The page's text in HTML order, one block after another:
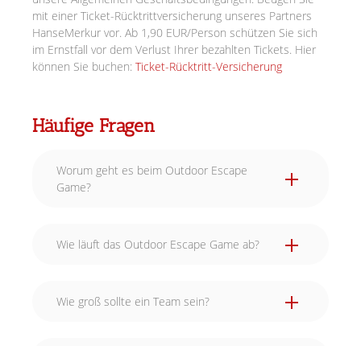
mit einer Ticket-Rücktrittversicherung unseres Partners
HanseMerkur vor. Ab 1,90 EUR/Person schützen Sie sich
im Ernstfall vor dem Verlust Ihrer bezahlten Tickets. Hier
können Sie buchen: Ticket-Rücktritt-Versicherung
Häufige Fragen
Worum geht es beim Outdoor Escape
Game?
Wie läuft das Outdoor Escape Game ab?
Wie groß sollte ein Team sein?